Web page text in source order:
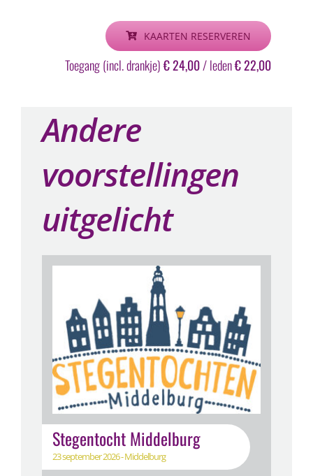
KAARTEN RESERVEREN
Toegang (incl. drankje)€ 24,00/ leden€ 22,00
Andere
voorstellingen
uitgelicht
Stegentocht Middelburg
23 september 2026 - Middelburg